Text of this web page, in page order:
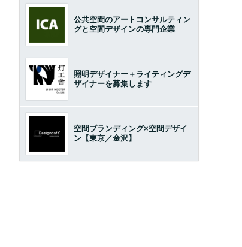
公共空間のアートコンサルティン
グと空間デザインの専門企業
照明デザイナー＋ライティングデ
ザイナーを募集します
空間ブランディング×空間デザイ
ン【東京／金沢】